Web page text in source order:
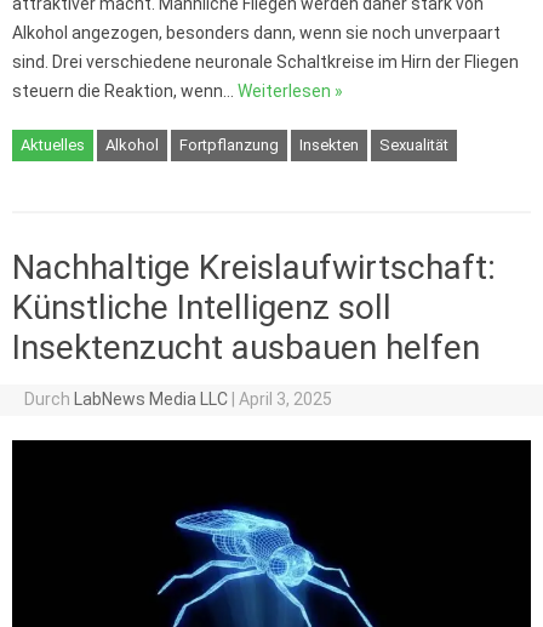
Alkohol angezogen, besonders dann, wenn sie noch unverpaart
sind. Drei verschiedene neuronale Schaltkreise im Hirn der Fliegen
steuern die Reaktion, wenn… Weiterlesen »
Aktuelles Alkohol Fortpflanzung Insekten Sexualität
Nachhaltige Kreislaufwirtschaft:
Künstliche Intelligenz soll
Insektenzucht ausbauen helfen
Durch LabNews Media LLC April 3, 2025